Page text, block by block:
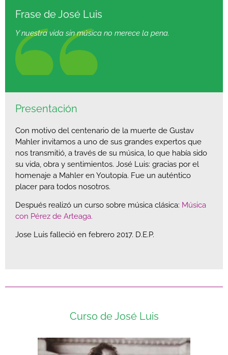
Frase de José Luis
Y nuestra vida sin música no merece la pena.
Presentación
Con motivo del centenario de la muerte de Gustav
Mahler invitamos a uno de sus grandes expertos que
nos transmitió, a través de su música, lo que había sido
su vida, obra y sentimientos. José Luis: gracias por el
homenaje a Mahler en Youtopía. Fue un auténtico
placer para todos nosotros.
Después realizó un curso sobre música clásica: Música
con Pérez de Arteaga.
Jose Luis falleció en febrero 2017. D.E.P.
Curso de José Luis